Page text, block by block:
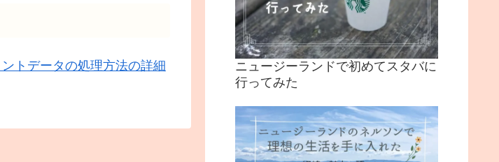
ントデータの処理方法の詳細
ニュージーランドで初めてスタバに
行ってみた